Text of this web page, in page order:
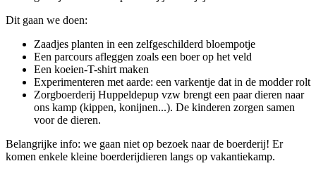
Dit gaan we doen:
Zaadjes planten in een zelfgeschilderd bloempotje
Een parcours afleggen zoals een boer op het veld
Een koeien-T-shirt maken
Experimenteren met aarde: een varkentje dat in de modder rolt
Zorgboerderij Huppeldepup vzw brengt een paar dieren naar
ons kamp (kippen, konijnen...). De kinderen zorgen samen
voor de dieren.
Belangrijke info: we gaan niet op bezoek naar de boerderij! Er
komen enkele kleine boerderijdieren langs op vakantiekamp.